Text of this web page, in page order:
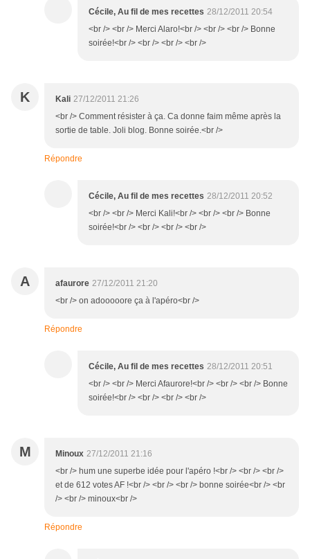
Cécile, Au fil de mes recettes 28/12/2011 20:54
<br /> <br /> Merci Alaro!<br /> <br /> <br /> Bonne
soirée!<br /> <br /> <br /> <br />
K Kali 27/12/2011 21:26
<br /> Comment résister à ça. Ca donne faim même après la
sortie de table. Joli blog. Bonne soirée.<br />
Répondre
Cécile, Au fil de mes recettes 28/12/2011 20:52
<br /> <br /> Merci Kali!<br /> <br /> <br /> Bonne
soirée!<br /> <br /> <br /> <br />
A afaurore 27/12/2011 21:20
<br /> on adooooore ça à l'apéro<br />
Répondre
Cécile, Au fil de mes recettes 28/12/2011 20:51
<br /> <br /> Merci Afaurore!<br /> <br /> <br /> Bonne
soirée!<br /> <br /> <br /> <br />
M Minoux 27/12/2011 21:16
<br /> hum une superbe idée pour l'apéro !<br /> <br /> <br />
et de 612 votes AF !<br /> <br /> <br /> bonne soirée<br /> <br
/> <br /> minoux<br />
Répondre